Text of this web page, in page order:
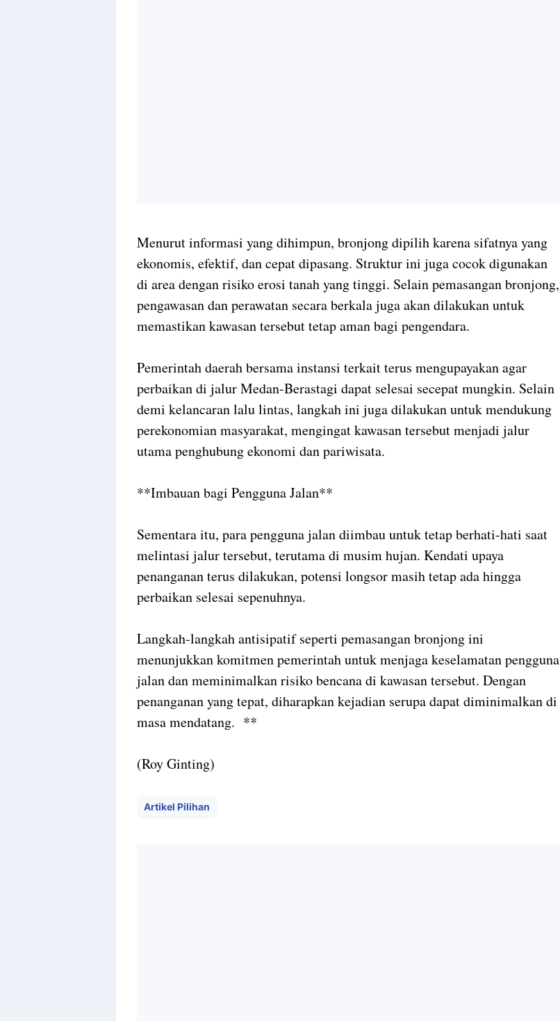
Menurut informasi yang dihimpun, bronjong dipilih karena sifatnya yang
ekonomis, efektif, dan cepat dipasang. Struktur ini juga cocok digunakan
di area dengan risiko erosi tanah yang tinggi. Selain pemasangan bronjong,
pengawasan dan perawatan secara berkala juga akan dilakukan untuk
memastikan kawasan tersebut tetap aman bagi pengendara.
Pemerintah daerah bersama instansi terkait terus mengupayakan agar
perbaikan di jalur Medan-Berastagi dapat selesai secepat mungkin. Selain
demi kelancaran lalu lintas, langkah ini juga dilakukan untuk mendukung
perekonomian masyarakat, mengingat kawasan tersebut menjadi jalur
utama penghubung ekonomi dan pariwisata.
**Imbauan bagi Pengguna Jalan**
Sementara itu, para pengguna jalan diimbau untuk tetap berhati-hati saat
melintasi jalur tersebut, terutama di musim hujan. Kendati upaya
penanganan terus dilakukan, potensi longsor masih tetap ada hingga
perbaikan selesai sepenuhnya.
Langkah-langkah antisipatif seperti pemasangan bronjong ini
menunjukkan komitmen pemerintah untuk menjaga keselamatan pengguna
jalan dan meminimalkan risiko bencana di kawasan tersebut. Dengan
penanganan yang tepat, diharapkan kejadian serupa dapat diminimalkan di
masa mendatang. **
(Roy Ginting)
Artikel Pilihan